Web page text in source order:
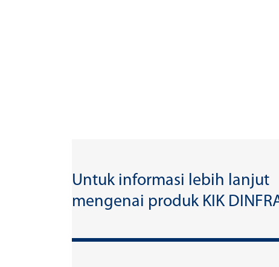
Untuk informasi lebih lanjut
mengenai produk KIK